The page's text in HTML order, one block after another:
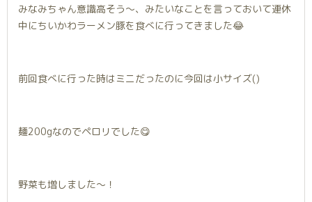
みなみちゃん意識高そう〜、みたいなことを言っておいて連休
中にちいかわラーメン豚を食べに行ってきました😂
前回食べに行った時はミニだったのに今回は小サイズ()
麺200gなのでペロリでした😋
野菜も増しました〜！